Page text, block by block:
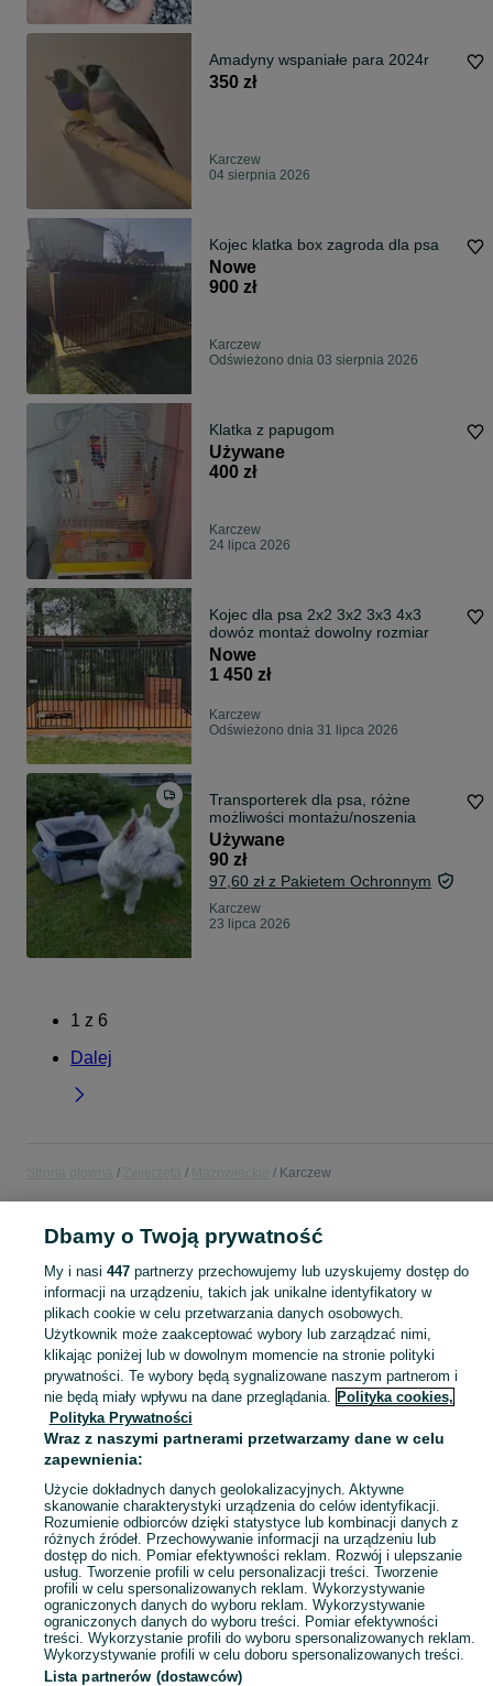
Amadyny wspaniałe para 2024r
350 zł
Karczew
04 sierpnia 2026
Kojec klatka box zagroda dla psa
Nowe
900 zł
Karczew
Odświeżono dnia 03 sierpnia 2026
Klatka z papugom
Używane
400 zł
Karczew
24 lipca 2026
Kojec dla psa 2x2 3x2 3x3 4x3
dowóz montaż dowolny rozmiar
Nowe
1 450 zł
Karczew
Odświeżono dnia 31 lipca 2026
Transporterek dla psa, różne
możliwości montażu/noszenia
Używane
90 zł
97,60 zł z Pakietem Ochronnym
Karczew
23 lipca 2026
1 z 6
Dalej
Karczew
ZWIERZĘTA
KATEGORIA
Zobacz
Mapa kategorii
Mapa miejscowości
Mapa ministron
Popularne wyszukiwania
Dbamy o Twoją prywatność
My i nasi 447partnerzy przechowujemy lub uzyskujemy dostęp do
informacji na urządzeniu, takich jak unikalne identyfikatory w
plikach cookie w celu przetwarzania danych osobowych.
Użytkownik może zaakceptować wybory lub zarządzać nimi,
klikając poniżej lub w dowolnym momencie na stronie polityki
prywatności. Te wybory będą sygnalizowane naszym partnerom i
nie będą miały wpływu na dane przeglądania. Polityka cookies,
Polityka Prywatności
Wraz z naszymi partnerami przetwarzamy dane w celu
zapewnienia:
Użycie dokładnych danych geolokalizacyjnych. Aktywne
skanowanie charakterystyki urządzenia do celów identyfikacji.
Rozumienie odbiorców dzięki statystyce lub kombinacji danych z
różnych źródeł. Przechowywanie informacji na urządzeniu lub
dostęp do nich. Pomiar efektywności reklam. Rozwój i ulepszanie
usług. Tworzenie profili w celu personalizacji treści. Tworzenie
profili w celu spersonalizowanych reklam. Wykorzystywanie
ograniczonych danych do wyboru reklam. Wykorzystywanie
ograniczonych danych do wyboru treści. Pomiar efektywności
treści. Wykorzystanie profili do wyboru spersonalizowanych reklam.
Wykorzystywanie profili w celu doboru spersonalizowanych treści.
Lista partnerów (dostawców)